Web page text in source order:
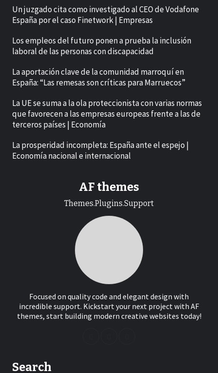
Un juzgado cita como investigado al CEO de Vodafone
España por el caso Finetwork | Empresas
Los empleos del futuro ponen a prueba la inclusión
laboral de las personas con discapacidad
La aportación clave de la comunidad marroquí en
España: “Las remesas son críticas para Marruecos”
La UE se suma a la ola proteccionista con varias normas
que favorecen a las empresas europeas frente a las de
terceros países | Economía
La prosperidad incompleta: España ante el espejo |
Economía nacional e internacional
AF themes
Themes.Plugins.Support
Focused on quality code and elegant design with
incredible support. Kickstart your next project with AF
themes, start building modern creative websites today!
Search